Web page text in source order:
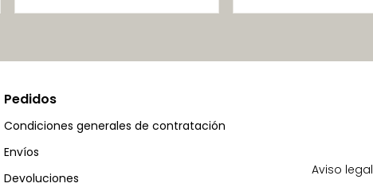
Pedidos
Condiciones generales de contratación
Envíos
Devoluciones
Aviso legal